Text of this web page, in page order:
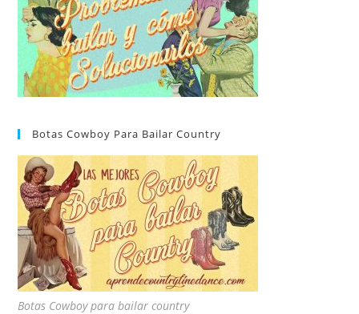
Botas Cowboy Para Bailar Country
Botas Cowboy para bailar country